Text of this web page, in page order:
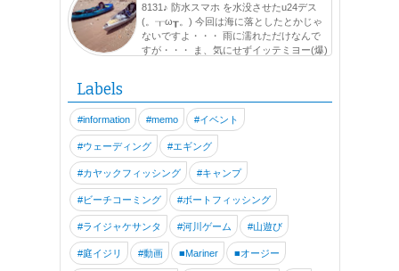
8131♪ 防水スマホ を水没させたu24デス
(。┰ω┰。) 今回は海に落としたとかじゃ
ないですよ・・・ 雨に濡れただけなんで
すが・・・ ま、気にせずイッテミヨー(爆)
Labels
#information #memo #イベント
#ウェーディング #エギング
#カヤックフィッシング #キャンプ
#ビーチコーミング #ボートフィッシング
#ライジャケサンタ #河川ゲーム #山遊び
#庭イジリ #動画 ■Mariner ■オージー